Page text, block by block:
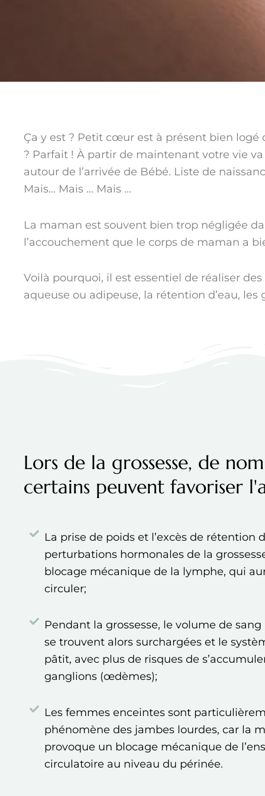
Ça y est ? Petit cœur est à présent bien
? Parfait ! À partir de maintenant votre vie
autour de l’arrivée de Bébé. Liste de
Mais… Mais … Mais …
La maman est souvent bien trop négligée
l’accouchement que le corps de maman a
Voilà pourquoi, il est essentiel de réaliser
aqueuse ou adipeuse, la rétention d’eau,
Lors de la grossesse, de
certains peuvent favoriser
La prise de poids et l’excès de rétention
perturbations hormonales de la
blocage mécanique de la lymphe, qui
circuler;
Pendant la grossesse, le volume de
se trouvent alors surchargées et le
pâtit, avec plus de risques de
ganglions (œdèmes);
Les femmes enceintes sont
phénomène des jambes lourdes, car la
provoque un blocage mécanique de
circulatoire au niveau du périnée.